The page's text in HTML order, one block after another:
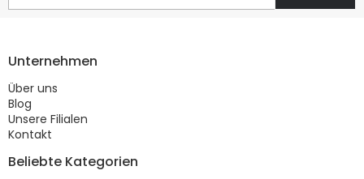
Unternehmen
Über uns
Blog
Unsere Filialen
Kontakt
Beliebte Kategorien